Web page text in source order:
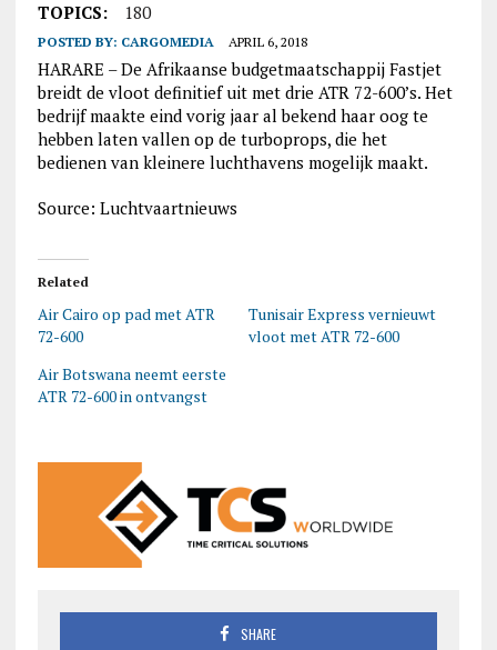
TOPICS: 180
POSTED BY: CARGOMEDIA APRIL 6, 2018
HARARE – De Afrikaanse budgetmaatschappij Fastjet
breidt de vloot definitief uit met drie ATR 72-600’s. Het
bedrijf maakte eind vorig jaar al bekend haar oog te
hebben laten vallen op de turboprops, die het
bedienen van kleinere luchthavens mogelijk maakt.
Source: Luchtvaartnieuws
Related
Air Cairo op pad met ATR
72-600
Tunisair Express vernieuwt
vloot met ATR 72-600
Air Botswana neemt eerste
ATR 72-600 in ontvangst
SHARE